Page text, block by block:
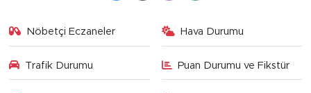
Nöbetçi Eczaneler Hava Durumu
Trafik Durumu Puan Durumu ve Fikstür